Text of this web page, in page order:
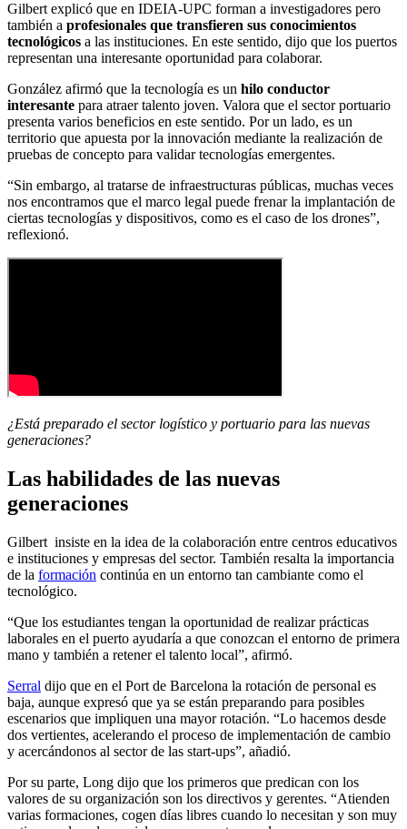
Gilbert explicó que en IDEIA-UPC forman a investigadores pero
también a profesionales que transfieren sus conocimientos
tecnológicos a las instituciones. En este sentido, dijo que los puertos
representan una interesante oportunidad para colaborar.
González afirmó que la tecnología es un hilo conductor
interesante para atraer talento joven. Valora que el sector portuario
presenta varios beneficios en este sentido. Por un lado, es un
territorio que apuesta por la innovación mediante la realización de
pruebas de concepto para validar tecnologías emergentes.
“Sin embargo, al tratarse de infraestructuras públicas, muchas veces
nos encontramos que el marco legal puede frenar la implantación de
ciertas tecnologías y dispositivos, como es el caso de los drones”,
reflexionó.
¿Está preparado el sector logístico y portuario para las nuevas
generaciones?
Las habilidades de las nuevas
generaciones
Gilbert insiste en la idea de la colaboración entre centros educativos
e instituciones y empresas del sector. También resalta la importancia
de la formación continúa en un entorno tan cambiante como el
tecnológico.
“Que los estudiantes tengan la oportunidad de realizar prácticas
laborales en el puerto ayudaría a que conozcan el entorno de primera
mano y también a retener el talento local”, afirmó.
Serral dijo que en el Port de Barcelona la rotación de personal es
baja, aunque expresó que ya se están preparando para posibles
escenarios que impliquen una mayor rotación. “Lo hacemos desde
dos vertientes, acelerando el proceso de implementación de cambio
y acercándonos al sector de las start-ups”, añadió.
Por su parte, Long dijo que los primeros que predican con los
valores de su organización son los directivos y gerentes. “Atienden
varias formaciones, cogen días libres cuando lo necesitan y son muy